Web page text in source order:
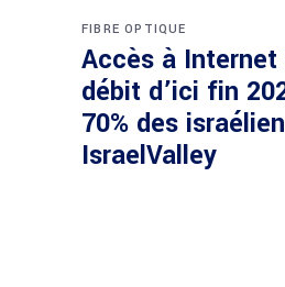
FIBRE OPTIQUE
Accès à
débit d’ici fin
70% des
IsraelValley